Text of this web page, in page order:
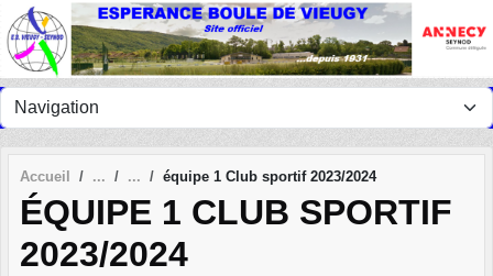
Accueil équipe 1 Club sportif 2023/2024
ÉQUIPE 1 CLUB SPORTIF
2023/2024
Panneau de gestion des cookies